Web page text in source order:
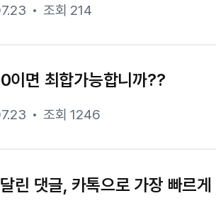
조회 214
이면 최합가능합니까??
조회 1246
린 댓글, 카톡으로 가장 빠르